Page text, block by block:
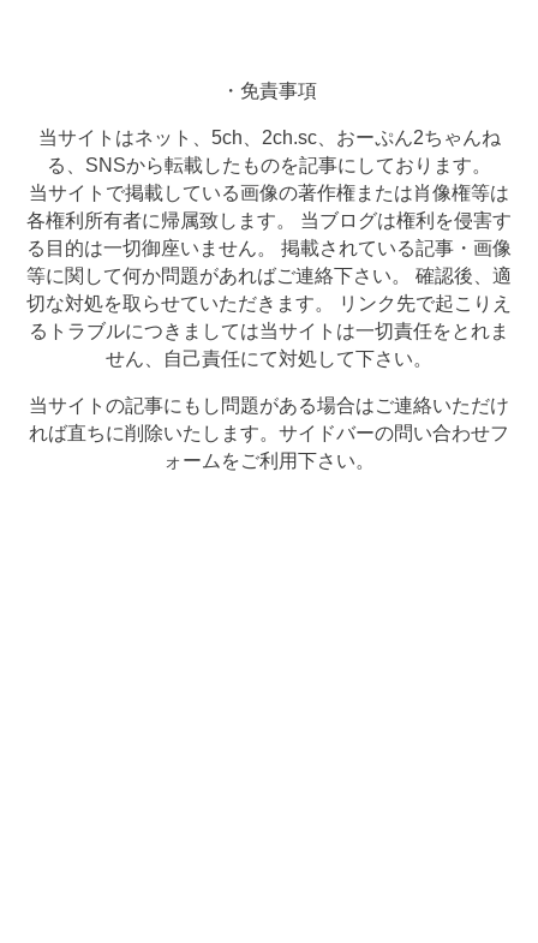
・免責事項
当サイトはネット、5ch、2ch.sc、おーぷん2ちゃんね
る、SNSから転載したものを記事にしております。
当サイトで掲載している画像の著作権または肖像権等は
各権利所有者に帰属致します。 当ブログは権利を侵害す
る目的は一切御座いません。 掲載されている記事・画像
等に関して何か問題があればご連絡下さい。 確認後、適
切な対処を取らせていただきます。 リンク先で起こりえ
るトラブルにつきましては当サイトは一切責任をとれま
せん、自己責任にて対処して下さい。
当サイトの記事にもし問題がある場合はご連絡いただけ
れば直ちに削除いたします。サイドバーの問い合わせフ
ォームをご利用下さい。